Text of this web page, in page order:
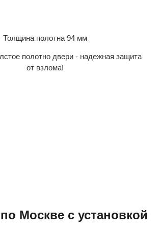
Толщина полотна 94 мм
полотно двери - надежная защита
от взлома!
Москве с установкой